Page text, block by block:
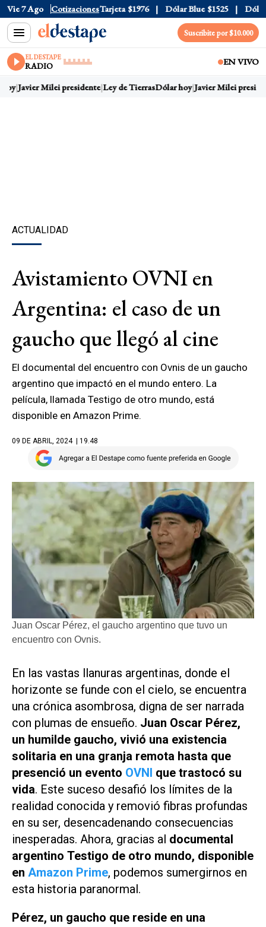
Vie 7 Ago Cotizaciones
$1520 Dólar Tarjeta $1976 Dólar Blue $1525 Dólar
Suscribite por $10.000
EL DESTAPE
RADIO EN VIVO
Javier Milei presidente Ley de TierrasDólar hoy Javier Milei
ACTUALIDAD
Avistamiento OVNI en
Argentina: el caso de un
gaucho que llegó al cine
El documental del encuentro con Ovnis de un gaucho
argentino que impactó en el mundo entero. La
película, llamada Testigo de otro mundo, está
disponible en Amazon Prime.
09 DE ABRIL, 2024 | 19.48
Juan Oscar Pérez, el gaucho argentino que tuvo un
encuentro con Ovnis.
En las vastas llanuras argentinas, donde el
horizonte se funde con el cielo, se encuentra
una crónica asombrosa, digna de ser narrada
con plumas de ensueño. Juan Oscar Pérez,
un humilde gaucho, vivió una existencia
solitaria en una granja remota hasta que
presenció un evento OVNI que trastocó su
vida. Este suceso desafió los límites de la
realidad conocida y removió fibras profundas
en su ser, desencadenando consecuencias
inesperadas. Ahora, gracias al documental
argentino Testigo de otro mundo, disponible
en Amazon Prime, podemos sumergirnos en
esta historia paranormal.
Pérez, un gaucho que reside en una